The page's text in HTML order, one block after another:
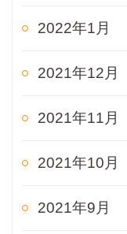
2022年1月
2021年12月
2021年11月
2021年10月
2021年9月